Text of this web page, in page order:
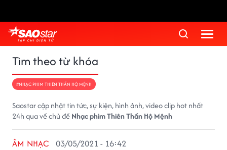
Tìm theo từ khóa
#NHẠC PHIM THIÊN THẦN HỘ MỆNH
Saostar cập nhật tin tức, sự kiện, hình ảnh, video clip hot nhất
24h qua về chủ đềNhạc phim Thiên Thần Hộ Mệnh
ÂM NHẠC 03/05/2021 - 16:42